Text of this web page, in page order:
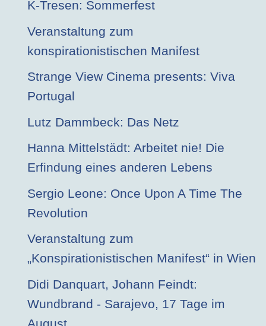
K-Tresen: Sommerfest
Veranstaltung zum
konspirationistischen Manifest
Strange View Cinema presents: Viva
Portugal
Lutz Dammbeck: Das Netz
Hanna Mittelstädt: Arbeitet nie! Die
Erfindung eines anderen Lebens
Sergio Leone: Once Upon A Time The
Revolution
Veranstaltung zum
„Konspirationistischen Manifest“ in Wien
Didi Danquart, Johann Feindt:
Wundbrand - Sarajevo, 17 Tage im
August